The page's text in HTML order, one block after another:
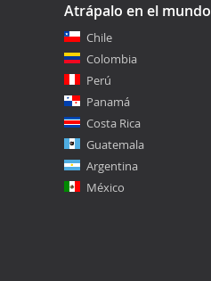
Atrápalo en el mundo
Chile
Colombia
Perú
Panamá
Costa Rica
Guatemala
Argentina
México